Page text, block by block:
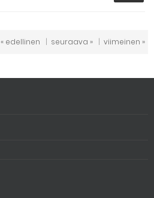
« edellinen | seuraava » | viimeinen »